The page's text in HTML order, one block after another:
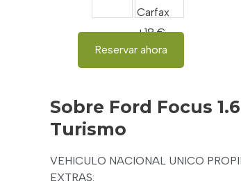
Reservar ahora
Sobre Ford Focus
Turismo
VEHICULO NACIONAL UNICO
EXTRAS: